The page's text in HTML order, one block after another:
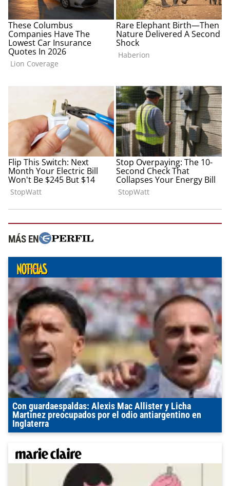
MÁS EN
Con guardaespaldas: Alexis Mac Allister y Licha
Martínez preocupados por el odio antiargentino en
Inglaterra